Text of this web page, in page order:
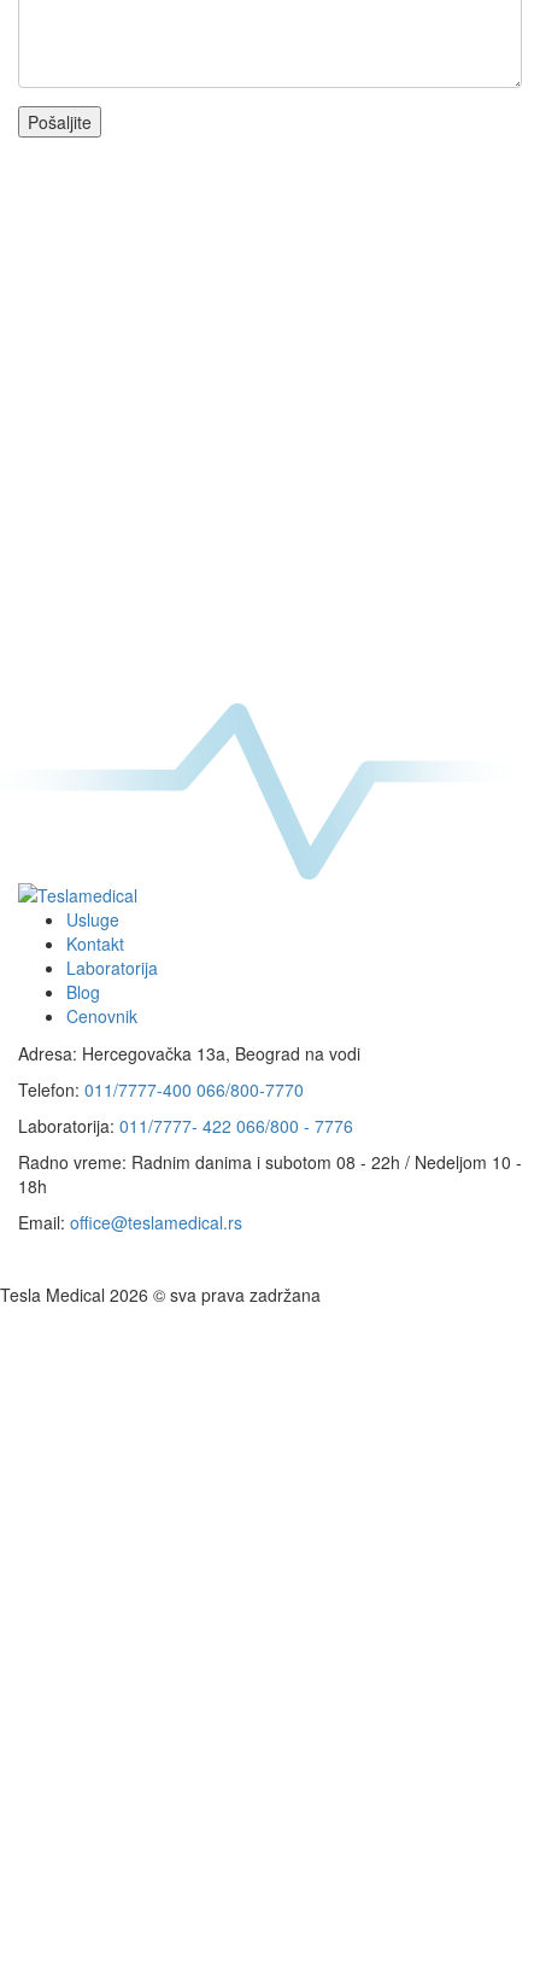
Usluge
Kontakt
Laboratorija
Blog
Cenovnik
Adresa: Hercegovačka 13a, Beograd na vodi
Telefon: 011/7777-400 066/800-7770
Laboratorija: 011/7777- 422 066/800 - 7776
Radno vreme: Radnim danima i subotom 08 - 22h / Nedeljom 10 -
18h
Email: office@teslamedical.rs
Tesla Medical 2026 © sva prava zadržana